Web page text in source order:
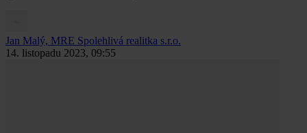
Jan Malý, MRE Spolehlivá realitka s.r.o.
14. listopadu 2023, 09:55